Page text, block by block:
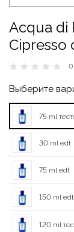
Acqua di
Cipresso
0
Выберите
75 ml
30 ml edt
75 ml edt
150 ml edt
120 ml